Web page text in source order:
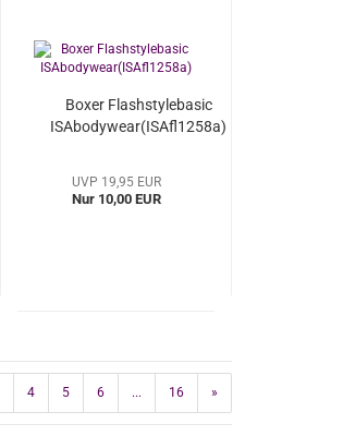
Boxer Flashstylebasic
ISAbodywear(ISAfl1258a)
UVP 19,95 EUR
Nur 10,00 EUR
4 5 6 ... 16 »